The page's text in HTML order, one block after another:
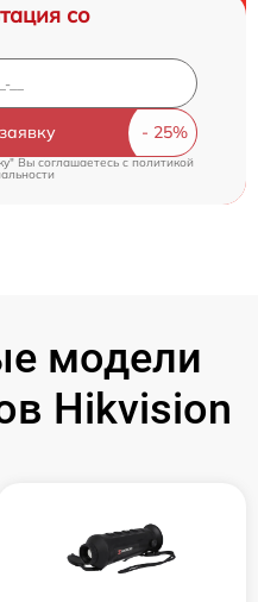
со
Вы соглашаетесь cполитикой
модели
Hikvision